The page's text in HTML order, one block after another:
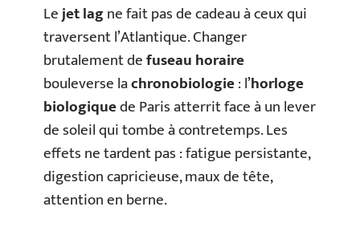
Lejet lagne fait pas de cadeau à ceux qui
traversent l’Atlantique. Changer
brutalement defuseau horaire
bouleverse lachronobiologie: l’horloge
biologiquede Paris atterrit face à un lever
de soleil qui tombe à contretemps. Les
effets ne tardent pas : fatigue persistante,
digestion capricieuse, maux de tête,
attention en berne.